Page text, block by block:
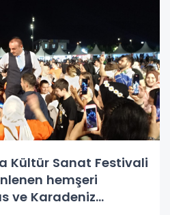
Kültür Sanat Festivali
hemşeri
ve Karadeniz